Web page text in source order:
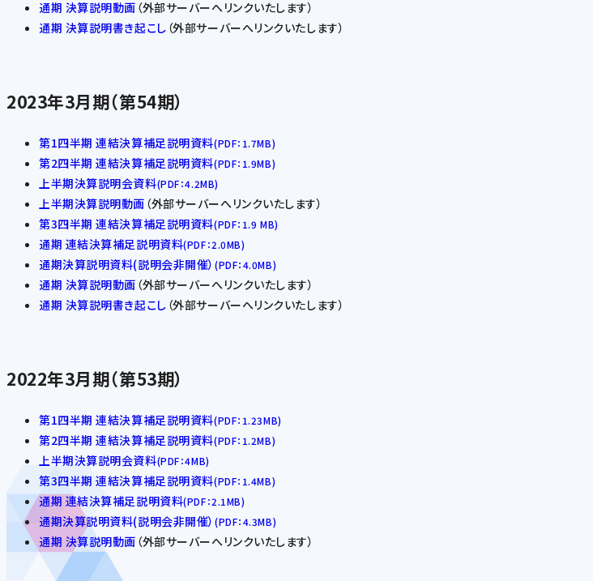
通期 決算説明動画 （外部サーバーへリンクいたします）
通期 決算説明書き起こし （外部サーバーへリンクいたします）
2023年3月期（第54期）
第1四半期 連結決算補足説明資料(PDF：1.7MB)
第2四半期 連結決算補足説明資料(PDF：1.9MB)
上半期決算説明会資料(PDF：4.2MB)
上半期決算説明動画 （外部サーバーへリンクいたします）
第3四半期 連結決算補足説明資料(PDF：1.9 MB)
通期 連結決算補足説明資料(PDF：2.0MB)
通期決算説明資料(説明会非開催） (PDF：4.0MB)
通期 決算説明動画 （外部サーバーへリンクいたします）
通期 決算説明書き起こし （外部サーバーへリンクいたします）
2022年3月期（第53期）
第1四半期 連結決算補足説明資料(PDF：1.23MB)
第2四半期 連結決算補足説明資料(PDF：1.2MB)
上半期決算説明会資料(PDF：4MB)
第3四半期 連結決算補足説明資料(PDF：1.4MB)
通期 連結決算補足説明資料(PDF：2.1MB)
通期決算説明資料(説明会非開催） (PDF：4.3MB)
通期 決算説明動画 （外部サーバーへリンクいたします）